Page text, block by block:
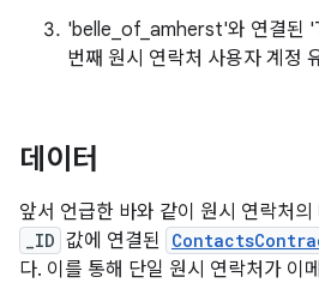
'belle_of_amherst'와 연결된
번째 원시 연락처 사용자 계정
데이터
앞서 언급한 바와 같이 원시 연락처
_ID 값에 연결된
다. 이를 통해 단일 원시 연락처가 이